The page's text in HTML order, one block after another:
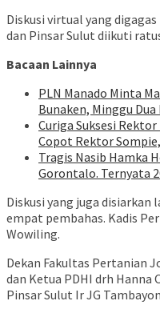
Diskusi virtual yang
dan Pinsar Sulut diikuti
Bacaan Lainnya
PLN Manado Minta
Bunaken, Minggu
Curiga Suksesi
Copot Rektor
Tragis Nasib Hamka
Gorontalo. Ternyata
Diskusi yang juga disiarkan
empat pembahas. Kadis
Wowiling.
Dekan Fakultas Pertanian
dan Ketua PDHI drh
Pinsar Sulut Ir JG